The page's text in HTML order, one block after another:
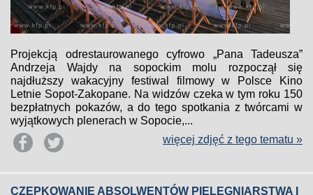
Projekcją odrestaurowanego cyfrowo „Pana Tadeusza”
Andrzeja Wajdy na sopockim molu rozpoczął się
najdłuższy wakacyjny festiwal filmowy w Polsce Kino
Letnie Sopot-Zakopane. Na widzów czeka w tym roku 150
bezpłatnych pokazów, a do tego spotkania z twórcami w
wyjątkowych plenerach w Sopocie,...
więcej zdjęć z tego tematu »
CZEPKOWANIE ABSOLWENTÓW PIELĘGNIARSTWA I